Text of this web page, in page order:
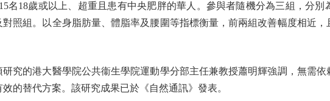
名18歲或以上、超重且患有中央肥胖的華人。參與者隨機分為三組，分
對照組。以全身脂肪量、體脂率及腰圍等指標衡量，前兩組改善幅度相近
的港大醫學院公共衞生學院運動學分部主任兼教授蕭明輝強調，無需依
的替代方案。該研究成果已於《自然通訊》發表。